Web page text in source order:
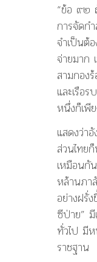
“ข้อ ๙๒
การจัดก
จำเป็นต้
จ่ายมาก
สามกอง
และเรือ
หนึ่งก็เพี
แสดงว่า
ส่วนไทย
เหมือนกั
หล้านภา
อย่างฝรั่
ซีป่าย”
ทั่วไป มี
ราชฐาน